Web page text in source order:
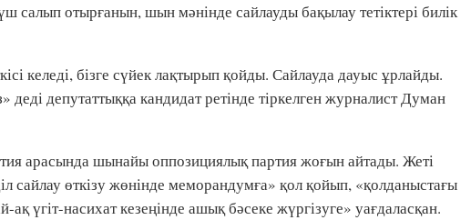
салып отырғанын, шын мәнінде сайлауды бақылау тетіктері билік
келеді, бізге сүйек лақтырып қойды. Сайлауда дауыс ұрлайды.
деді депутаттыққа кандидат ретінде тіркелген журналист Думан
арасында шынайы оппозициялық партия жоғын айтады. Жеті
сайлау өткізу жөнінде меморандумға» қол қойып, «қолданыстағы
ақ үгіт-насихат кезеңінде ашық бәсеке жүргізуге» уағдаласқан.